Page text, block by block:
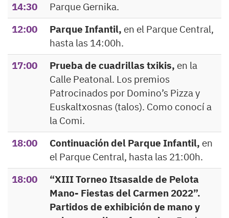
14:30
Parque Gernika.
12:00
Parque Infantil, en el Parque Central,
hasta las 14:00h.
17:00
Prueba de cuadrillas txikis, en la
Calle Peatonal. Los premios
Patrocinados por Domino’s Pizza y
Euskaltxosnas (talos). Como conocí a
la Comi.
18:00
Continuación del Parque Infantil, en
el Parque Central, hasta las 21:00h.
18:00
“XIII Torneo Itsasalde de Pelota
Mano- Fiestas del Carmen 2022”.
Partidos de exhibición de mano y